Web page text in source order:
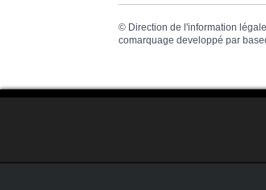
© Direction de l'information
comarquage developpé par